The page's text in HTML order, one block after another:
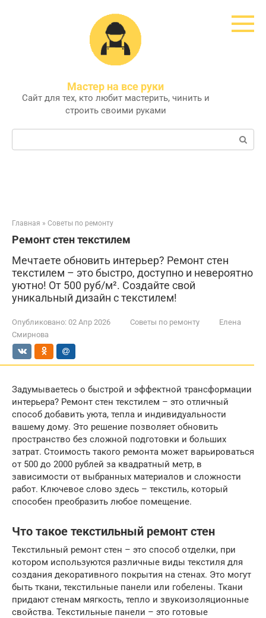
Мастер на все руки
Сайт для тех, кто любит мастерить, чинить и
строить своими руками
Поиск:
Главная » Советы по ремонту
Ремонт стен текстилем
Мечтаете обновить интерьер? Ремонт стен
текстилем – это быстро, доступно и невероятно
уютно! От 500 руб/м². Создайте свой
уникальный дизайн с текстилем!
Опубликовано: 02 Апр 2026 Советы по ремонту
Елена
Смирнова
Задумываетесь о быстрой и эффектной трансформации
интерьера? Ремонт стен текстилем – это отличный
способ добавить уюта, тепла и индивидуальности
вашему дому. Это решение позволяет обновить
пространство без сложной подготовки и больших
затрат. Стоимость такого ремонта может варьироваться
от 500 до 2000 рублей за квадратный метр, в
зависимости от выбранных материалов и сложности
работ. Ключевое слово здесь – текстиль, который
способен преобразить любое помещение.
Что такое текстильный ремонт стен
Текстильный ремонт стен – это способ отделки, при
котором используются различные виды текстиля для
создания декоративного покрытия на стенах. Это могут
быть ткани, текстильные панели или гобелены. Ткани
придают стенам мягкость, тепло и звукоизоляционные
свойства. Текстильные панели – это готовые